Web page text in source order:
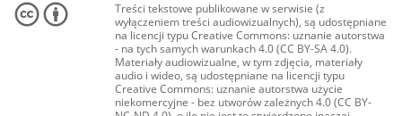
Treści tekstowe publikowane w serwisie (z
wyłączeniem treści audiowizualnych), są udostępniane
na licencji typu Creative Commons: uznanie autorstwa
- na tych samych warunkach 4.0 (CC BY-SA 4.0).
Materiały audiowizualne, w tym zdjęcia, materiały
audio i wideo, są udostępniane na licencji typu
Creative Commons: uznanie autorstwa użycie
niekomercyjne - bez utworów zależnych 4.0 (CC BY-